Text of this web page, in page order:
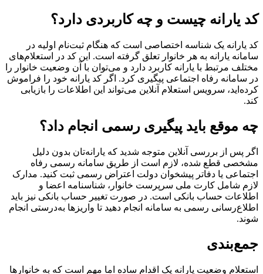
کد یارانه چیست و چه کاربردی دارد؟
کد یارانه یک شناسه اختصاصی است که هنگام ثبت‌نام اولیه در
سامانه یارانه به هر خانوار تعلق گرفته است. این کد در استعلام‌های
مختلف مرتبط با یارانه کاربرد دارد و می‌توان با آن وضعیت خانوار را
در سامانه رفاه اجتماعی پیگیری کرد. اگر کد یارانه خود را فراموش
کرده‌اید، سرویس استعلام آنلاین می‌تواند این اطلاعات را بازیابی
کند.
چه موقع باید پیگیری رسمی انجام داد؟
اگر پس از بررسی آنلاین متوجه شدید که یارانه‌تان بدون دلیل
مشخصی قطع شده، لازم است از طریق سامانه رسمی رفاه
اجتماعی یا دفاتر پیشخوان دولت اعتراض رسمی ثبت کنید. مدارک
لازم شامل کارت ملی سرپرست خانوار، شناسنامه اعضا و
اطلاعات حساب بانکی است. در صورت تغییر حساب بانکی نیز باید
اطلاع‌رسانی رسمی به سامانه انجام دهید تا واریزها به‌درستی انجام
شوند.
جمع‌بندی
استعلام وضعیت یارانه یک اقدام ساده اما مهم است که به خانوارها